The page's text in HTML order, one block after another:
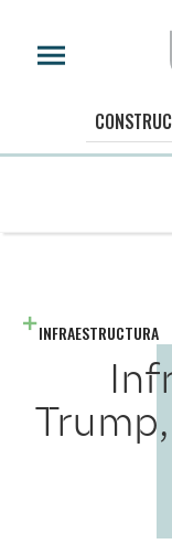
INFRAESTRUCTURA